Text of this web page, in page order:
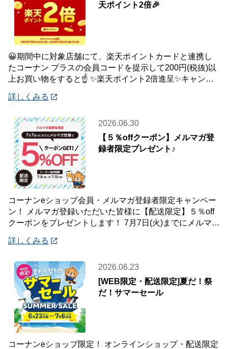
天ポイント2倍🎉
😀期間中に対象店舗にて、楽天ポイントカードと連携し
たコーナン プラスの会員コードを提示して200円(税抜)以
上お買い物をすると☝️ ✨楽天ポイント2倍進呈✨キャンペ
詳しくみる
2026.06.30
【５％offクーポン】メルマガ登
録者限定プレゼント♪
コーナンeショップ会員・メルマガ登録者限定キャンペー
ン！ メルマガ登録いただいた皆様に【配送限定】５％off
クーポンをプレゼントします！ 7月7日(火)までにメルマガ
詳しくみる
2026.06.23
[WEB限定・配送限定]夏だ！祭
だ！サマーセール
コーナンeショップ限定！ オンラインショップ・配送限定